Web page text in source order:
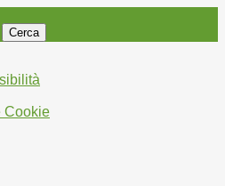
Cookie